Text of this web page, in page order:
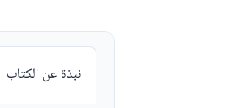
نبذة عن الكتاب